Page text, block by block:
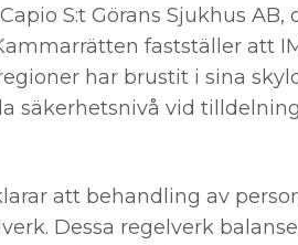
S:t Görans Sjukhus AB,
fastställer att
har brustit i sina
säkerhetsnivå vid
att behandling av
Dessa regelverk